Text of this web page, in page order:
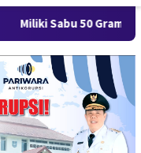
Gram, IRT di